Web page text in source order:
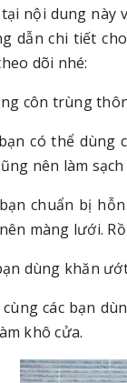
tại nội dung
dẫn chi tiết
dõi nhé:
côn trùng
có thể
nên làm
chuẩn bị
màng lưới.
dùng khăn
cùng các bạn
khô cửa.